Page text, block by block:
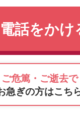
電話をかけ
ご危篤・ご逝去で
急ぎの方はこち